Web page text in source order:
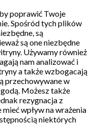
poprawić Twoje
Spośród tych plików
są
są one niezbędne
Używamy również
nam analizować i
a także wzbogacają
przechowywane w
Możesz także
rezygnacja z
wpływ na wrażenia
niektórych